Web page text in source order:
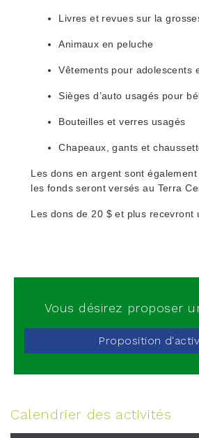
Livres et revues sur la
Animaux en peluche
Vêtements pour adolescents
Sièges d’auto usagés pour
Bouteilles et verres usagés
Chapeaux, gants et
Les dons en argent sont
les fonds seront versés au Terra
Les dons de 20 $ et plus recevront
Vous désirez proposer
Proposition
Calendrier des activités